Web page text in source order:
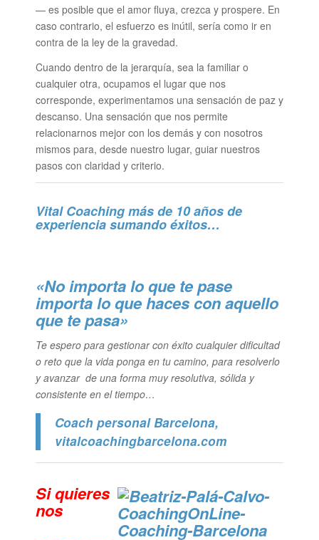
— es posible que el amor fluya, crezca y prospere. En
caso contrario, el esfuerzo es inútil, sería como ir en
contra de la ley de la gravedad.
Cuando dentro de la jerarquía, sea la familiar o
cualquier otra, ocupamos el lugar que nos
corresponde, experimentamos una sensación de paz y
descanso. Una sensación que nos permite
relacionarnos mejor con los demás y con nosotros
mismos para, desde nuestro lugar, guiar nuestros
pasos con claridad y criterio.
Vital Coaching más de 10 años de
experiencia sumando éxitos…
«No importa lo que te pase
importa lo que haces con aquello
que te pasa»
Te espero para gestionar con éxito cualquier dificultad
o reto que la vida ponga en tu camino, para resolverlo
y avanzar de una forma muy resolutiva, sólida y
consistente en el tiempo…
Coach personal Barcelona,
vitalcoachingbarcelona.com
Si quieres
nos